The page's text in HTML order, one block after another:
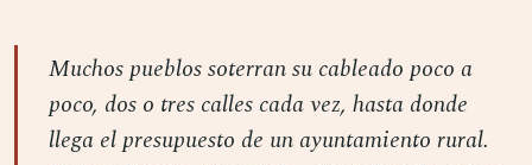
Muchos pueblos soterran su cableado poco a
poco, dos o tres calles cada vez, hasta donde
llega el presupuesto de un ayuntamiento rural.